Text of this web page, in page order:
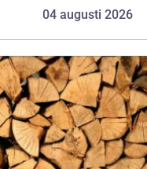
04 augusti 2026